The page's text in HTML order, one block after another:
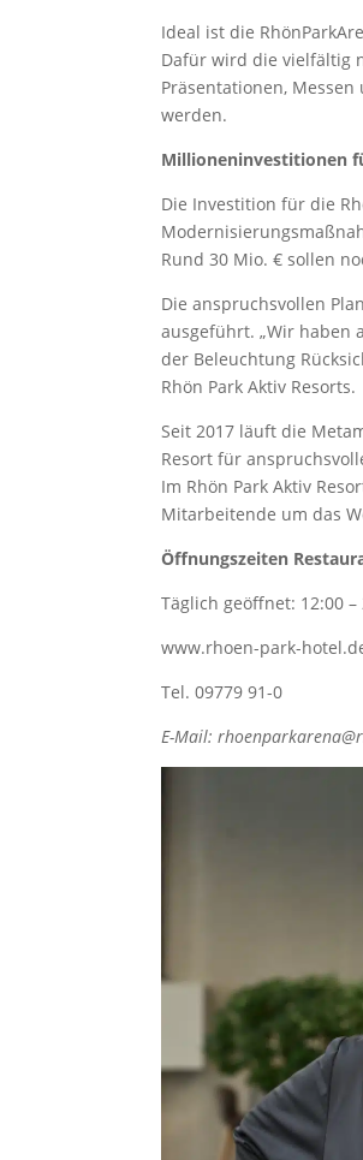
Ideal ist die
Dafür wird die vielfältig
Präsentationen,
werden.
Millioneninvestitionen
Die Investition für die
Rund 30 Mio. € sollen
Die anspruchsvollen
ausgeführt. „Wir haben
der Beleuchtung
Rhön Park Aktiv Resorts.
Seit 2017 läuft die
Resort für
Im Rhön Park Aktiv
Mitarbeitende um das
Öffnungszeiten
Täglich geöffnet: 12:00 –
www.rhoen-park-
Tel. 09779 91-0
E-Mail: